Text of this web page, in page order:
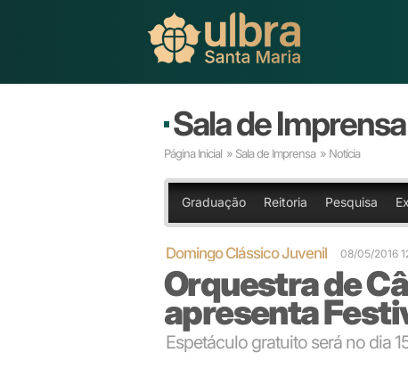
Sala de Imprensa
Página Inicial » Sala de Imprensa » Notícia
Graduação Reitoria Pesquisa
Domingo Clássico Juvenil 08/05/2016
Orquestra de
apresenta
Espetáculo gratuito será no dia